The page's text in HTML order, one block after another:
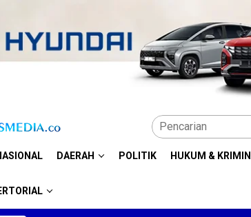
DAERAH POLITIK HUKUM &